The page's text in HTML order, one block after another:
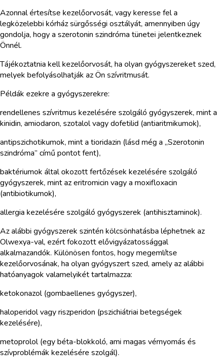
Azonnal értesítse kezelőorvosát, vagy keresse fel a
legközelebbi kórház sürgősségi osztályát, amennyiben úgy
gondolja, hogy a szerotonin szindróma tünetei jelentkeznek
Önnél.
Tájékoztatnia kell kezelőorvosát, ha olyan gyógyszereket szed,
melyek befolyásolhatják az Ön szívritmusát.
Példák ezekre a gyógyszerekre:
rendellenes szívritmus kezelésére szolgáló gyógyszerek, mint a
kinidin, amiodaron, szotalol vagy dofetilid (antiaritmikumok),
antipszichotikumok, mint a tioridazin (lásd még a „Szerotonin
szindróma” című pontot fent),
baktériumok által okozott fertőzések kezelésére szolgáló
gyógyszerek, mint az eritromicin vagy a moxifloxacin
(antibiotikumok),
allergia kezelésére szolgáló gyógyszerek (antihisztaminok).
Az alábbi gyógyszerek szintén kölcsönhatásba léphetnek az
Olwexya-val, ezért fokozott elővigyázatossággal
alkalmazandók. Különösen fontos, hogy megemlítse
kezelőorvosának, ha olyan gyógyszert szed, amely az alábbi
hatóanyagok valamelyikét tartalmazza:
ketokonazol (gombaellenes gyógyszer),
haloperidol vagy riszperidon (pszichiátriai betegségek
kezelésére),
metoprolol (egy béta-blokkoló, ami magas vérnyomás és
szívproblémák kezelésére szolgál).